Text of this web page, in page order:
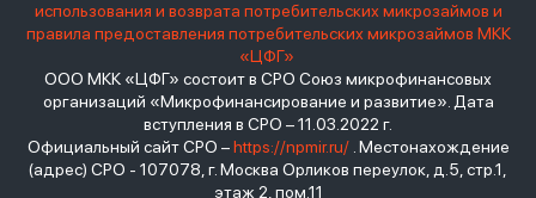
использования и возврата потребительских микрозаймов и
правила предоставления потребительских микрозаймов МКК
«ЦФГ»
ООО МКК «ЦФГ» состоит в СРО Союз микрофинансовых
организаций «Микрофинансирование и развитие». Дата
вступления в СРО – 11.03.2022 г.
Официальный сайт СРО –https://npmir.ru/. Местонахождение
(адрес) СРО - 107078, г. Москва Орликов переулок, д.5, стр.1,
этаж 2, пом.11